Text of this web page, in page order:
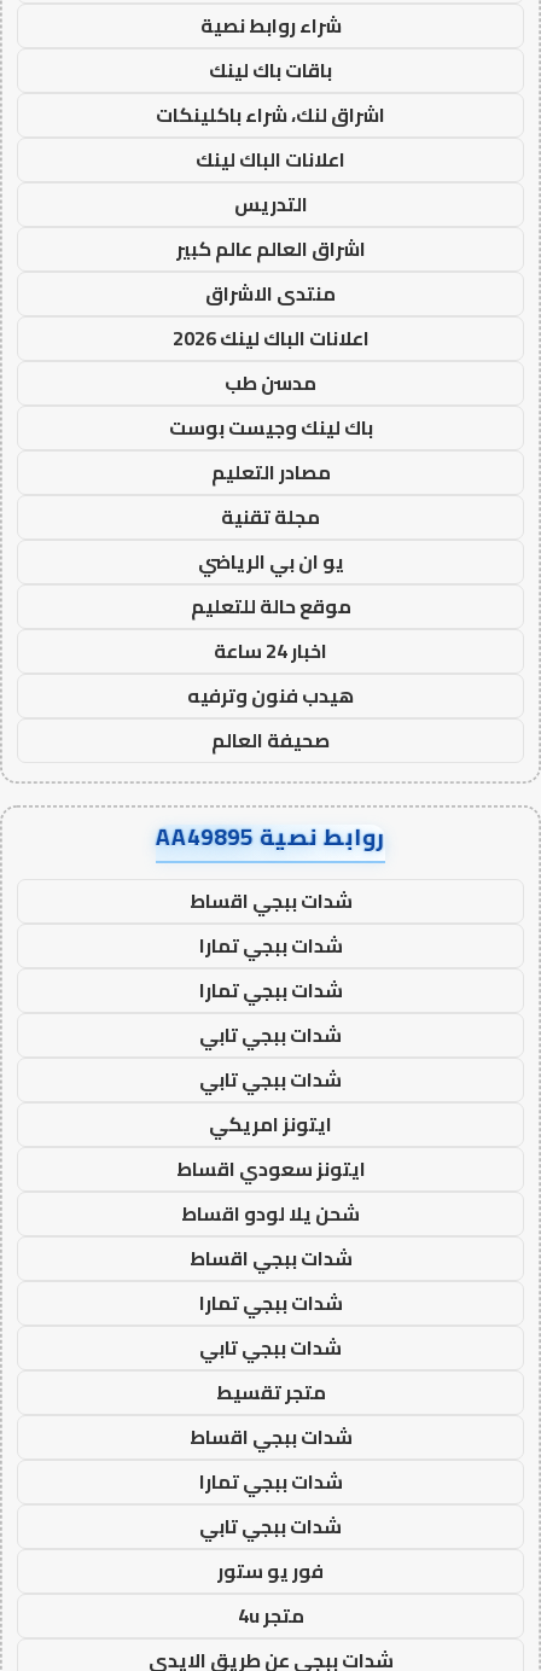
شراء روابط نصية
باقات باك لينك
اشراق لنك، شراء باكلينكات
اعلانات الباك لينك
التدريس
اشراق العالم عالم كبير
منتدى الاشراق
اعلانات الباك لينك 2026
مدسن طب
باك لينك وجيست بوست
مصادر التعليم
مجلة تقنية
يو ان بي الرياضي
موقع حالة للتعليم
اخبار 24 ساعة
هيدب فنون وترفيه
صحيفة العالم
روابط نصية AA49895
شدات ببجي اقساط
شدات ببجي تمارا
شدات ببجي تمارا
شدات ببجي تابي
شدات ببجي تابي
ايتونز امريكي
ايتونز سعودي اقساط
شحن يلا لودو اقساط
شدات ببجي اقساط
شدات ببجي تمارا
شدات ببجي تابي
متجر تقسيط
شدات ببجي اقساط
شدات ببجي تمارا
شدات ببجي تابي
فور يو ستور
متجر 4u
شدات ببجي عن طريق الايدي